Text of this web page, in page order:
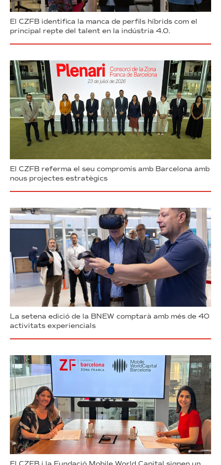
El CZFB identifica la manca de perfils híbrids com el
principal repte del talent en la indústria 4.0.
El CZFB referma el seu compromís amb Barcelona amb
nous projectes estratègics
La setena edició de la BNEW comptarà amb més de 40
activitats experiencials